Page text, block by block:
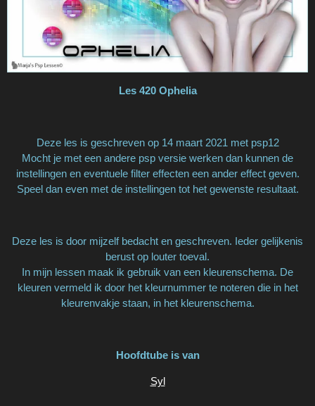
Les 420 Ophelia
Deze les is geschreven op 14 maart 2021 met psp12
Mocht je met een andere psp versie werken dan kunnen de
instellingen en eventuele filter effecten een ander effect geven.
Speel dan even met de instellingen tot het gewenste resultaat.
Deze les is door mijzelf bedacht en geschreven. Ieder gelijkenis
berust op louter toeval.
In mijn lessen maak ik gebruik van een kleurenschema. De
kleuren vermeld ik door het kleurnummer te noteren die in het
kleurenvakje staan, in het kleurenschema.
Hoofdtube is van
Syl